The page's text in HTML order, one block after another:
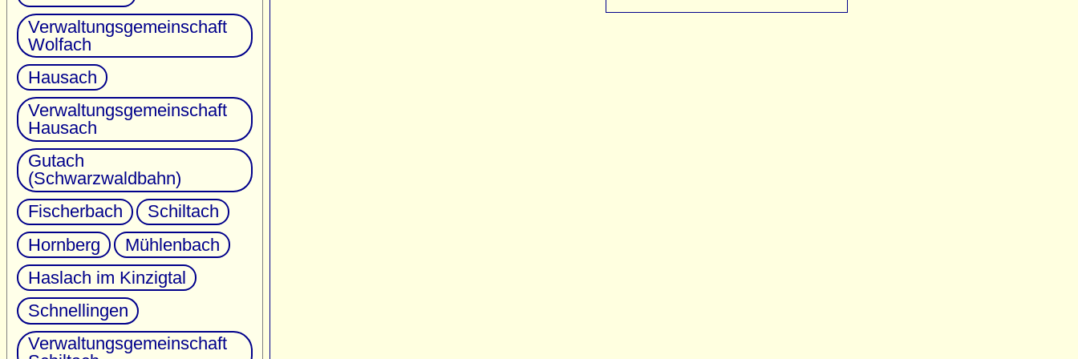
Verwaltungsgemeinschaft
Wolfach
Hausach
Verwaltungsgemeinschaft
Hausach
Gutach
(Schwarzwaldbahn)
Fischerbach
Schiltach
Hornberg
Mühlenbach
Haslach im Kinzigtal
Schnellingen
Verwaltungsgemeinschaft